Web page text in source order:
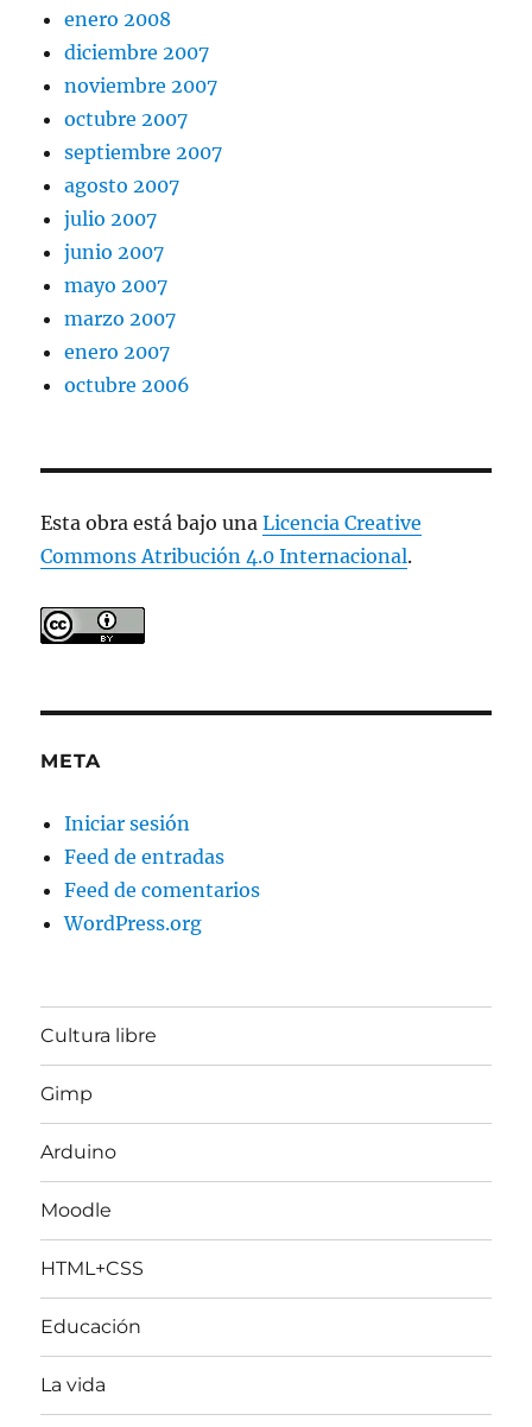
enero 2008
diciembre 2007
noviembre 2007
octubre 2007
septiembre 2007
agosto 2007
julio 2007
junio 2007
mayo 2007
marzo 2007
enero 2007
octubre 2006
Esta obra está bajo unaLicencia Creative
Commons Atribución 4.0 Internacional.
META
Iniciar sesión
Feed de entradas
Feed de comentarios
WordPress.org
Cultura libre
Gimp
Arduino
Moodle
HTML+CSS
Educación
La vida